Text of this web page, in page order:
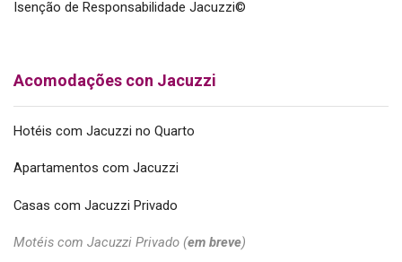
Isenção de Responsabilidade Jacuzzi©
Acomodações con Jacuzzi
Hotéis com Jacuzzi no Quarto
Apartamentos com Jacuzzi
Casas com Jacuzzi Privado
Motéis com Jacuzzi Privado (em breve)